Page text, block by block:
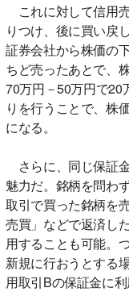
これに対して信用
りつけ、後に買い戻
証券会社から株価の
ちど売ったあとで、
70万円－50万円で20
りを行うことで、株
になる。
さらに、同じ保証
魅力だ。銘柄を問わ
取引で買った銘柄を
売買」などで返済し
用することも可能。
新規に行おうとする
用取引Bの保証金に利